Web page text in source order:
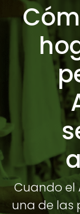
Cuando el
una de las